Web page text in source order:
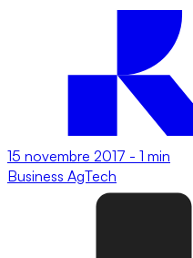
15 novembre 2017 - 1 min
Business AgTech